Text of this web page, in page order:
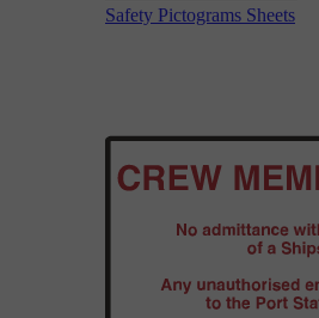
Safety Pictograms Sheets